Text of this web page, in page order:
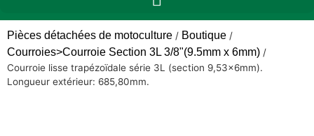
Pièces détachées de motoculture / Boutique /
Courroies>Courroie Section 3L 3/8"(9.5mm x 6mm) /
Courroie lisse trapézoïdale série 3L (section 9,53x6mm).
Longueur extérieur: 685,80mm.